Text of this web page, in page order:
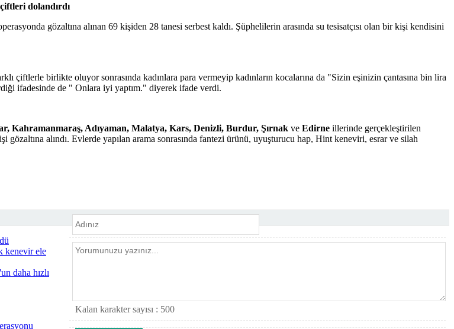
dolandırdı
gözaltına alınan 69 kişiden 28 tanesi serbest kaldı. Şüphelilerin arasında su tesisatçısı olan bir kişi kendisini
çiftlerle birlikte oluyor sonrasında kadınlara para vermeyip kadınların kocalarına da "Sizin eşinizin çantasına bin lira
ifadesinde de " Onlara iyi yaptım." diyerek ifade verdi.
Kahramanmaraş, Adıyaman, Malatya, Kars, Denizli, Burdur, Şırnak ve Edirne illerinde gerçekleştirilen
gözaltına alındı. Evlerde yapılan arama sonrasında fantezi ürünü, uyuşturucu hap, Hint keneviri, esrar ve silah
Kalan karakter sayısı : 500
kenevir ele
daha hızlı